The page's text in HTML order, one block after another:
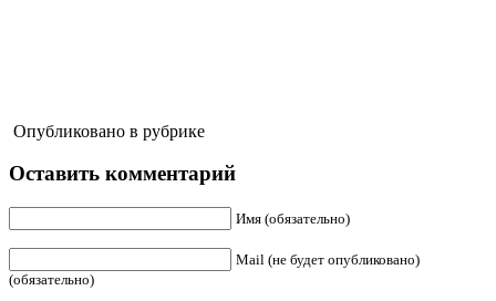
Опубликовано в рубрике
Оставить комментарий
Имя (обязательно)
Mail (не будет опубликовано)
(обязательно)